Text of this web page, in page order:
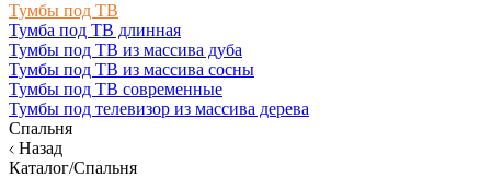
Тумбы под ТВ
Тумба под ТВ длинная
Тумбы под ТВ из массива дуба
Тумбы под ТВ из массива сосны
Тумбы под ТВ современные
Тумбы под телевизор из массива дерева
Спальня
Назад
Каталог/Спальня